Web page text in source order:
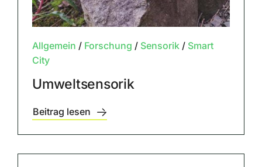
Allgemein / Forschung / Sensorik/ Smart
City
Umweltsensorik
Beitrag lesen